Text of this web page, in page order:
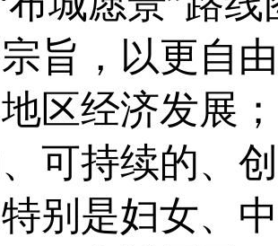
旨，以更自
区经济发展
可持续的、
别是妇女、